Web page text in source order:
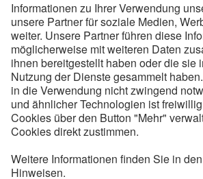
Folgen Sie uns
Service